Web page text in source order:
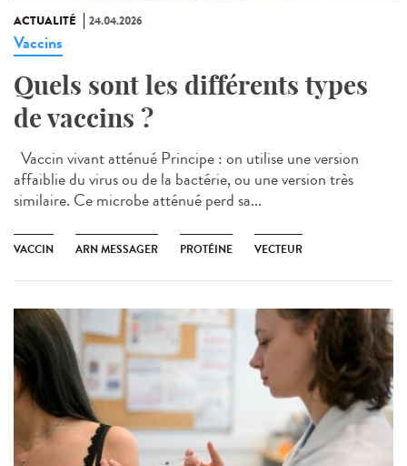
ACTUALITÉ 24.04.2026
Vaccins
Quels sont les différents types
de vaccins ?
Vaccin vivant atténué Principe : on utilise une version
affaiblie du virus ou de la bactérie, ou une version très
similaire. Ce microbe atténué perd sa...
VACCIN ARN MESSAGER PROTÉINE VECTEUR